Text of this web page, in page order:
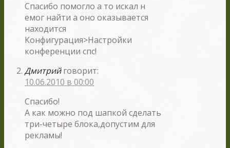
Спасибо помогло а то искал н
емог найти а оно оказывается
находится
Конфигурация>Настройки
конференции спс!
Дмитрий говорит:
10.06.2010 в 00:00
Спасибо!
А как можно под шапкой сделать
три-четыре блока,допустим для
рекламы!